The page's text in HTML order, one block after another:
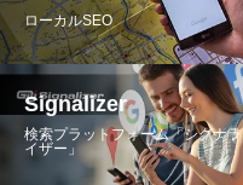
ローカルSEO
Signalizer
検索プラットフォーム「シグナラ
イザー」